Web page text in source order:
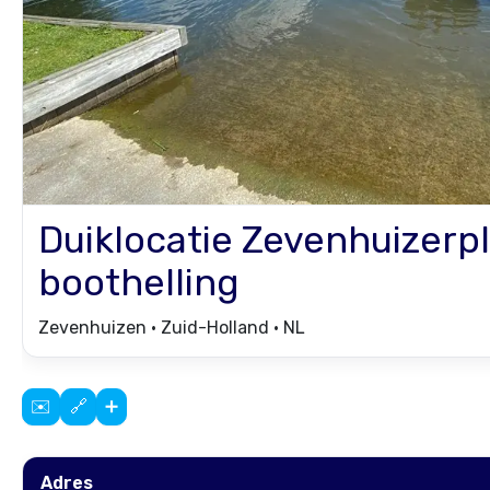
Duiklocatie
boothelling
Zevenhuizen • Zuid-Holland • NL
✉️ 🔗 ➕
Adres